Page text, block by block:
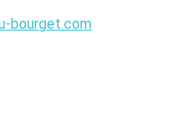
bourget.com